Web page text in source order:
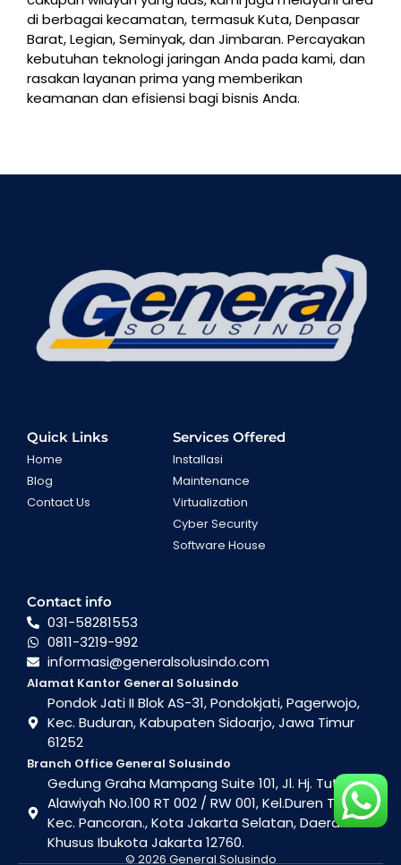
di berbagai kecamatan, termasuk Kuta, Denpasar
Barat, Legian, Seminyak, dan Jimbaran. Percayakan
kebutuhan teknologi jaringan Anda pada kami, dan
rasakan layanan prima yang memberikan
keamanan dan efisiensi bagi bisnis Anda.
Quick Links
Home
Blog
Contact Us
Services Offered
Installasi
Maintenance
Virtualization
Cyber Security
Software House
Contact info
031-58281553
0811-3219-992
informasi@generalsolusindo.com
Alamat Kantor General Solusindo
Pondok Jati II Blok AS-31, Pondokjati, Pagerwojo,
Kec. Buduran, Kabupaten Sidoarjo, Jawa Timur
61252
Branch Office General Solusindo
Gedung Graha Mampang Suite 101, Jl. Hj. Tutty
Alawiyah No.100 RT 002 / RW 001, Kel.Duren Tiga ,
Kec. Pancoran., Kota Jakarta Selatan, Daerah
Khusus Ibukota Jakarta 12760.
© 2026 General Solusindo